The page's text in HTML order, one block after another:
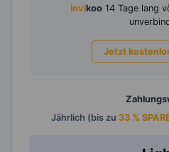
invikoo 14 Tage lang
Jetzt
Jährlich (bis zu 33 %